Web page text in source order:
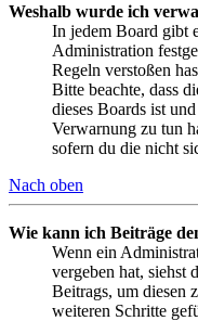
Weshalb wurde ich
In jedem Board gibt
Administration
Regeln verstoßen
Bitte beachte, dass
dieses Boards ist
Verwarnung zu tun
sofern du die nicht
Nach oben
Wie kann ich Beiträge
Wenn ein
vergeben hat, siehst
Beitrags, um diesen
weiteren Schritte